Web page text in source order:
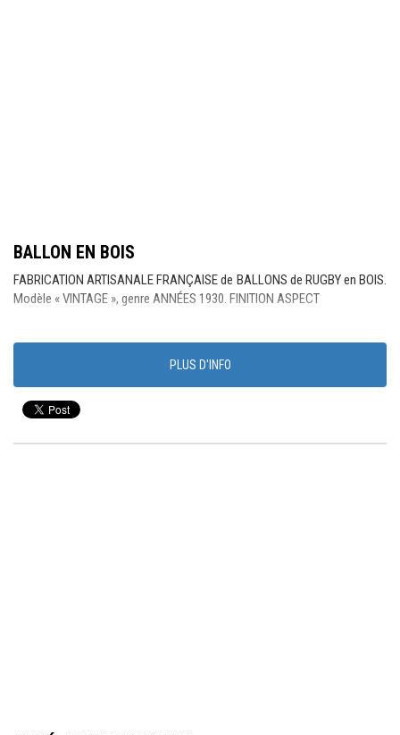
BALLON EN BOIS
FABRICATION ARTISANALE FRANÇAISE de BALLONS de RUGBY en BOIS.
Modèle « VINTAGE », genre ANNÉES 1930. FINITION ASPECT
PLUS D'INFO